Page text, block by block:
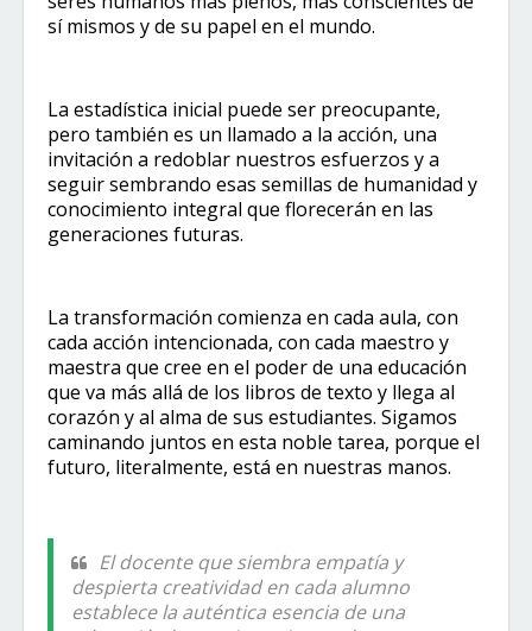
sí mismos y de su papel en el mundo.
La estadística inicial puede ser preocupante,
pero también es un llamado a la acción, una
invitación a redoblar nuestros esfuerzos y a
seguir sembrando esas semillas de humanidad y
conocimiento integral que florecerán en las
generaciones futuras.
La transformación comienza en cada aula, con
cada acción intencionada, con cada maestro y
maestra que cree en el poder de una educación
que va más allá de los libros de texto y llega al
corazón y al alma de sus estudiantes. Sigamos
caminando juntos en esta noble tarea, porque el
futuro, literalmente, está en nuestras manos.
El docente que siembra empatía y
despierta creatividad en cada alumno
establece la auténtica esencia de una